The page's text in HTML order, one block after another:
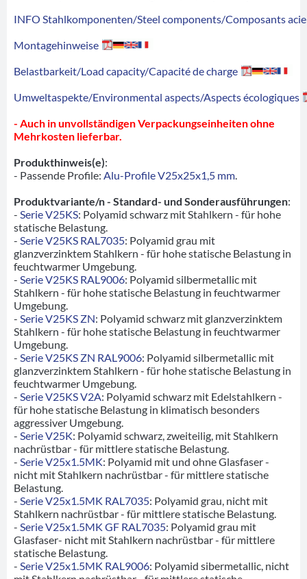
INFO Stahlkomponenten/Steel components/Composants
Montagehinweise
Belastbarkeit/Load capacity/Capacité de charge
Umweltaspekte/Environmental aspects/Aspects écologiques
- Auch in unvollständigen Verpackungseinheiten ohne
Mehrkosten lieferbar.
Produkthinweis(e):
- Passende Profile: Alu-Profile V25x25x1,5 mm
Produktvariante/n - Standard- und Sonderausführungen:
- Serie V25KS: Polyamid schwarz mit Stahlkern - für hohe
statische Belastung.
- Serie V25KS RAL7035: Polyamid grau mit
glanzverzinktem Stahlkern - für hohe statische Belastung in
feuchtwarmer Umgebung.
- Serie V25KS RAL9006: Polyamid silbermetallic mit
Stahlkern - für hohe statische Belastung in feuchtwarmer
Umgebung.
- Serie V25KS ZN: Polyamid schwarz mit glanzverzinktem
Stahlkern - für hohe statische Belastung in feuchtwarmer
Umgebung.
- Serie V25KS ZN RAL9006: Polyamid silbermetallic mit
glanzverzinktem Stahlkern - für hohe statische Belastung in
feuchtwarmer Umgebung.
- Serie V25KS V2A: Polyamid schwarz mit Edelstahlkern -
für hohe statische Belastung in klimatisch besonders
aggressiver Umgebung.
- Serie V25K: Polyamid schwarz, zweiteilig, mit Stahlkern
nachrüstbar - für mittlere statische Belastung.
- Serie V25x1.5MK: Polyamid mit und ohne Glasfaser -
nicht mit Stahlkern nachrüstbar - für mittlere statische
Belastung.
- Serie V25x1.5MK RAL7035: Polyamid grau, nicht mit
Stahlkern nachrüstbar - für mittlere statische Belastung.
- Serie V25x1.5MK GF RAL7035: Polyamid grau mit
Glasfaser- nicht mit Stahlkern nachrüstbar - für mittlere
statische Belastung.
- Serie V25x1.5MK RAL9006: Polyamid sibermetallic, nicht